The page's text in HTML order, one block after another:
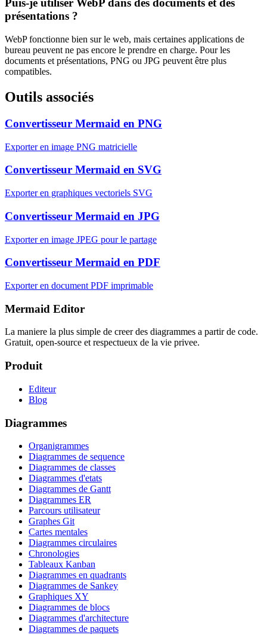
Puis-je utiliser WebP dans des documents et des
présentations ?
WebP fonctionne bien sur le web, mais certaines applications de
bureau peuvent ne pas encore le prendre en charge. Pour les
documents et présentations, PNG ou JPG peuvent être plus
compatibles.
Outils associés
Convertisseur Mermaid en PNG
Exporter en image PNG matricielle
Convertisseur Mermaid en SVG
Exporter en graphiques vectoriels SVG
Convertisseur Mermaid en JPG
Exporter en image JPEG pour le partage
Convertisseur Mermaid en PDF
Exporter en document PDF imprimable
Mermaid Editor
La maniere la plus simple de creer des diagrammes a partir de code.
Gratuit, open-source et respectueux de la vie privee.
Produit
Editeur
Blog
Diagrammes
Organigrammes
Diagrammes de sequence
Diagrammes de classes
Diagrammes d'etats
Diagrammes de Gantt
Diagrammes ER
Parcours utilisateur
Graphes Git
Cartes mentales
Diagrammes circulaires
Chronologies
Tableaux Kanban
Diagrammes en quadrants
Diagrammes de Sankey
Graphiques XY
Diagrammes de blocs
Diagrammes d'architecture
Diagrammes de paquets